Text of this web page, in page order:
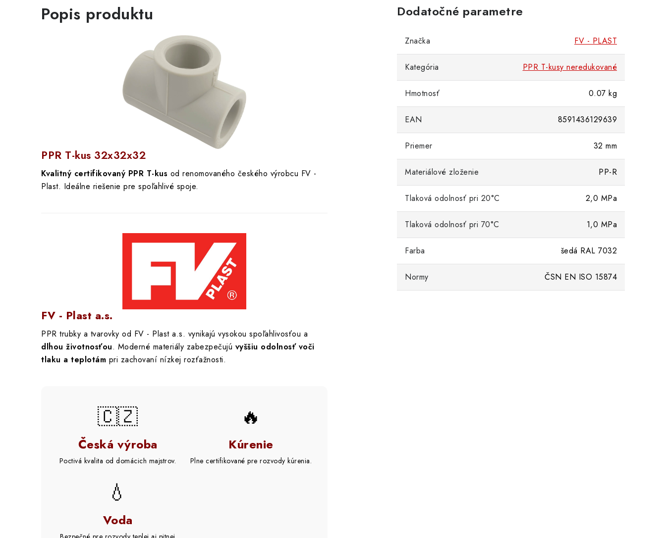
Popis produktu
PPR T-kus 32x32x32
Kvalitný certifikovaný PPR T-kus od renomovaného českého výrobcu FV -
Plast. Ideálne riešenie pre spoľahlivé spoje.
FV - Plast a.s.
PPR trubky a tvarovky od FV - Plast a.s. vynikajú vysokou spoľahlivosťou a
dlhou životnosťou. Moderné materiály zabezpečujú vyššiu odolnosť voči
tlaku a teplotám pri zachovaní nízkej rozťažnosti.
🇨🇿
Česká výroba
Poctivá kvalita od domácich majstrov.
🔥
Kúrenie
Plne certifikované pre rozvody kúrenia.
💧
Voda
Dodatočné parametre
Značka FV - PLAST
Kategória PPR T-kusy neredukované
Hmotnosť 0.07 kg
EAN 8591436129639
Priemer 32 mm
Materiálové zloženie PP-R
Tlaková odolnosť pri 20°C 2,0 MPa
Tlaková odolnosť pri 70°C 1,0 MPa
Farba šedá RAL 7032
Normy ČSN EN ISO 15874